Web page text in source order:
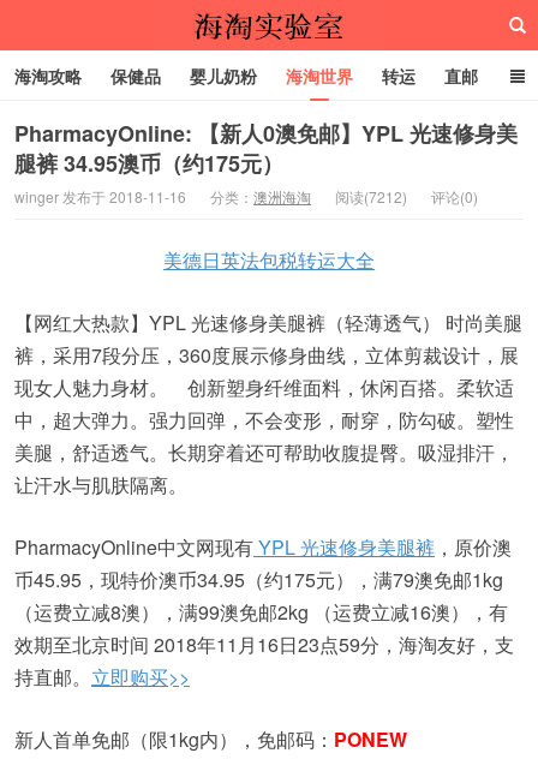
海淘实验室
海淘攻略 保健品 婴儿奶粉 海淘世界 转运 直邮
代购服务
PharmacyOnline: 【新人0澳免邮】YPL 光速修身美
腿裤 34.95澳币（约175元）
winger 发布于 2018-11-16 分类： 澳洲海淘 阅读(7212) 评论(0)
美德日英法包税转运大全
【网红大热款】YPL 光速修身美腿裤（轻薄透气） 时尚美腿
裤，采用7段分压，360度展示修身曲线，立体剪裁设计，展
现女人魅力身材。 创新塑身纤维面料，休闲百搭。柔软适
中，超大弹力。强力回弹，不会变形，耐穿，防勾破。塑性
美腿，舒适透气。长期穿着还可帮助收腹提臀。吸湿排汗，
让汗水与肌肤隔离。
PharmacyOnline中文网现有YPL 光速修身美腿裤 ，原价澳
币45.95，现特价澳币34.95（约175元），满79澳免邮1kg
（运费立减8澳），满99澳免邮2kg （运费立减16澳），有
效期至北京时间 2018年11月16日23点59分，海淘友好，支
持直邮。 立即购买>>
新人首单免邮（限1kg内），免邮码： PONEW